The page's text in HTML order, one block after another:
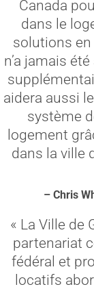
Canada
dans le
solutions
n’a jamais
aidera aussi
système
logement
dans la ville
– Chris
« La Ville de
partenariat
fédéral et
locatifs